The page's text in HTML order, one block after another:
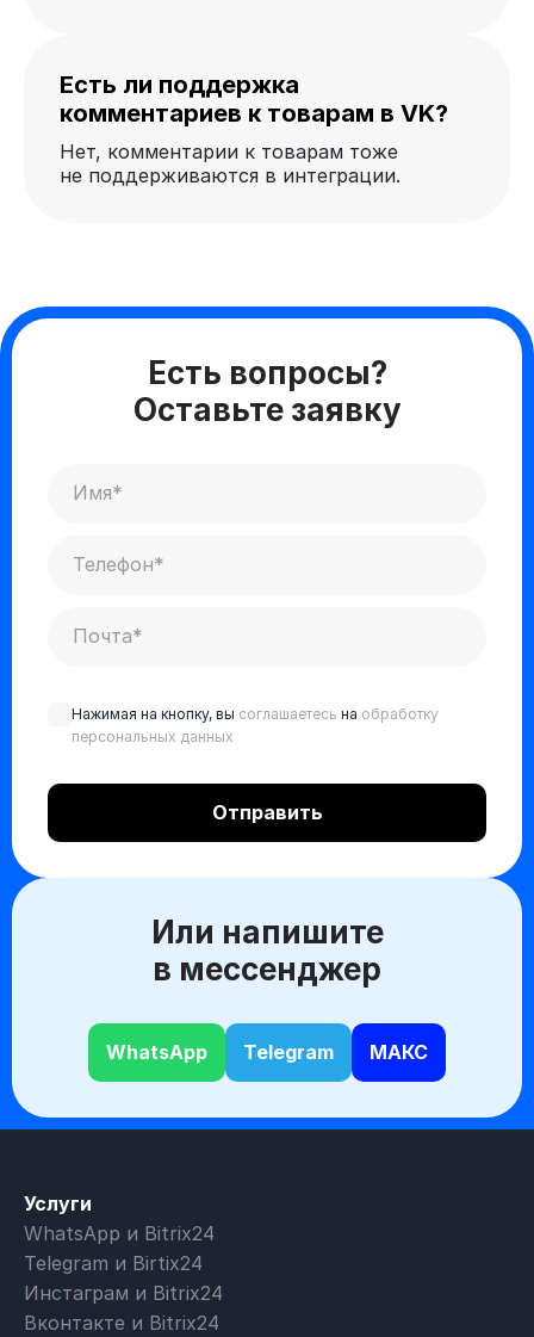
Есть ли поддержка
комментариев к товарам в VK?
Нет, комментарии к товарам тоже
не поддерживаются в интеграции.
Есть вопросы?
Оставьте заявку
Нажимая на кнопку, вы соглашаетесь на обработку
персональных данных
Или напишите
в мессенджер
WhatsApp Telegram МАКС
Услуги
WhatsApp и Bitrix24
Telegram и Birtix24
Инстаграм и Bitrix24
Вконтакте и Bitrix24